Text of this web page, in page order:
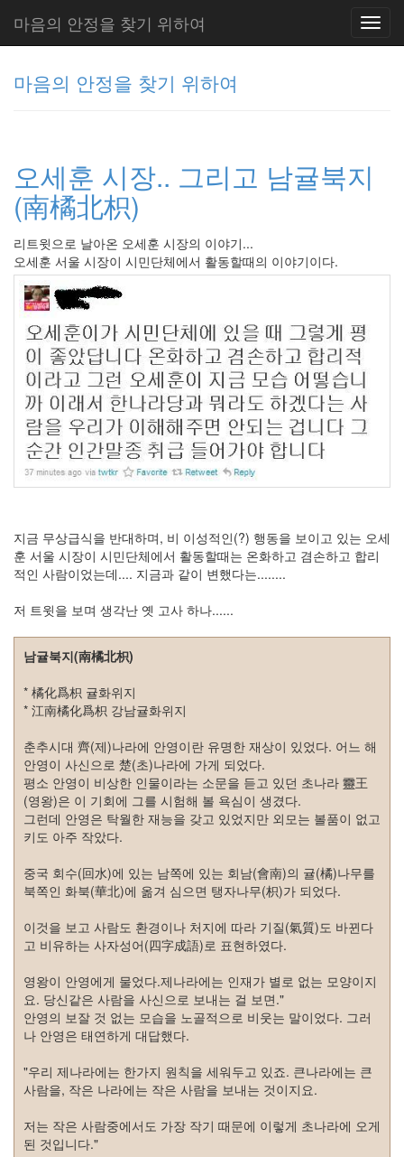
마음의 안정을 찾기 위하여
마음의 안정을 찾기 위하여
오세훈 시장.. 그리고 남귤북지
(南橘北枳)
리트윗으로 날아온 오세훈 시장의 이야기...
오세훈 서울 시장이 시민단체에서 활동할때의 이야기이다.
지금 무상급식을 반대하며, 비 이성적인(?) 행동을 보이고 있는 오세
훈 서울 시장이 시민단체에서 활동할때는 온화하고 겸손하고 합리
적인 사람이었는데.... 지금과 같이 변했다는........
저 트윗을 보며 생각난 옛 고사 하나......
남귤북지(南橘北枳)
* 橘化爲枳 귤화위지
* 江南橘化爲枳 강남귤화위지
춘추시대 齊(제)나라에 안영이란 유명한 재상이 있었다. 어느 해
안영이 사신으로 楚(초)나라에 가게 되었다.
평소 안영이 비상한 인물이라는 소문을 듣고 있던 초나라 靈王
(영왕)은 이 기회에 그를 시험해 볼 욕심이 생겼다.
그런데 안영은 탁월한 재능을 갖고 있었지만 외모는 볼품이 없고
키도 아주 작았다.
중국 회수(回水)에 있는 남쪽에 있는 회남(會南)의 귤(橘)나무를
북쪽인 화북(華北)에 옮겨 심으면 탱자나무(枳)가 되었다.
이것을 보고 사람도 환경이나 처지에 따라 기질(氣質)도 바뀐다
고 비유하는 사자성어(四字成語)로 표현하였다.
영왕이 안영에게 물었다.제나라에는 인재가 별로 없는 모양이지
요. 당신같은 사람을 사신으로 보내는 걸 보면."
안영의 보잘 것 없는 모습을 노골적으로 비웃는 말이었다. 그러
나 안영은 태연하게 대답했다.
"우리 제나라에는 한가지 원칙을 세워두고 있죠. 큰나라에는 큰
사람을, 작은 나라에는 작은 사람을 보내는 것이지요.
저는 작은 사람중에서도 가장 작기 때문에 이렇게 초나라에 오게
된 것입니다."
움
(복
분
자
주)
Cloud
Delphi
주
절
주
절
파
이
명
박
FreeWare
Notices
로
그